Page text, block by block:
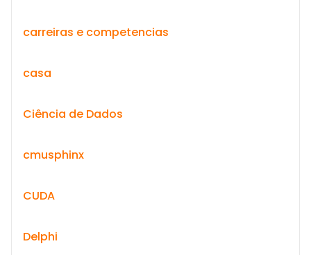
carreiras e competencias
casa
Ciência de Dados
cmusphinx
CUDA
Delphi